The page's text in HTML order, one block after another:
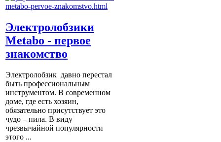
Электролобзики
Metabo - первое
знакомство
Электролобзик давно перестал
быть профессиональным
инструментом. В современном
доме, где есть хозяин,
обязательно присутствует это
чудо – пила. В виду
чрезвычайной популярности
этого ...